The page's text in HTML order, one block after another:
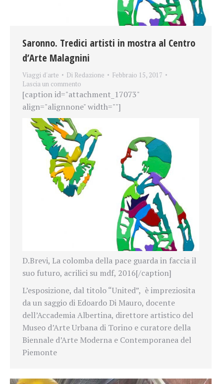
Saronno. Tredici artisti in mostra al Centro
d’Arte Malagnini
Viaggi d'arte Di Redazione
Febbraio 15, 2017
Lascia un commento
[caption id="attachment_17073"
align="alignnone" width=""]
D.Brevi, La colomba della pace guarda in faccia il
suo futuro, acrilici su mdf, 2016[/caption]
L’esposizione, dal titolo “United”, è impreziosita
da un saggio di Edoardo Di Mauro, docente
dell’Accademia Albertina, direttore artistico del
Museo d’Arte Urbana di Torino e curatore della
Biennale d’Arte Moderna e Contemporanea del
Piemonte